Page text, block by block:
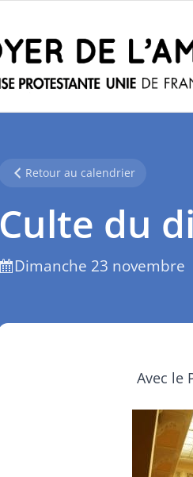
Retour au calendrier
Culte du
Dimanche 23 novembre
Avec le